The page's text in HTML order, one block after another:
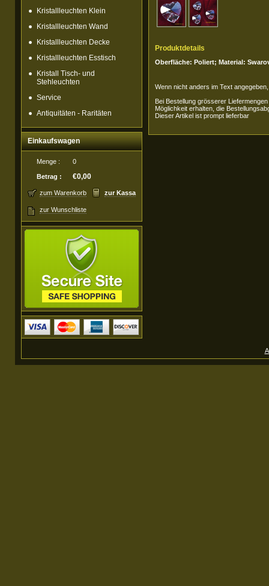
Kristallleuchten Klein
Kristallleuchten Wand
Kristallleuchten Decke
Kristallleuchten Esstisch
Kristall Tisch- und
Stehleuchten
Service
Antiquitäten - Raritäten
Einkaufswagen
Menge : 0
Betrag : €0,00
zum Warenkorb zur Kassa
zur Wunschliste
Produktdetails
Oberfläche: Poliert; Material:
Wenn nicht anders im Text
Bei Bestellung grösserer
Möglichkeit erhalten, die
Dieser Artikel ist prompt lieferbar